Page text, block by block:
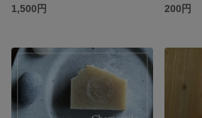
1,500円
200円